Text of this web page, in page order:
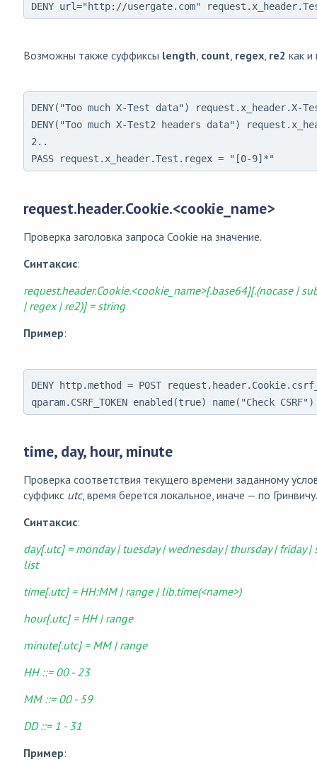
DENY url="http://usergate.com"
Возможны также суффиксы length count regex re2 как и
DENY("Too much X-Test data") request.x_header.X-
DENY("Too much X-Test2 headers data")
2..
PASS request.x_header.Test.regex = "[0-9]*"
request.header.Cookie.<cookie_name>
Проверка заголовка запроса Cookie на значение.
Синтаксис:
request.header.Cookie.<cookie_name>[.base64][.(nocase |
| regex | re2)] = string
Пример:
DENY http.method = POST
qparam.CSRF_TOKEN enabled(true) name("Check CSRF")
time, day, hour, minute
Проверка соответствия текущего времени заданному
суффикс utc, время берется локальное, иначе — по Гринвичу.
Синтаксис:
day[.utc] = monday | tuesday | wednesday | thursday | friday |
list
time[.utc] = HH:MM | range | lib.time(<name>)
hour[.utc] = HH | range
minute[.utc] = MM | range
HH ::= 00 - 23
MM ::= 00 - 59
DD ::= 1 - 31
Пример: